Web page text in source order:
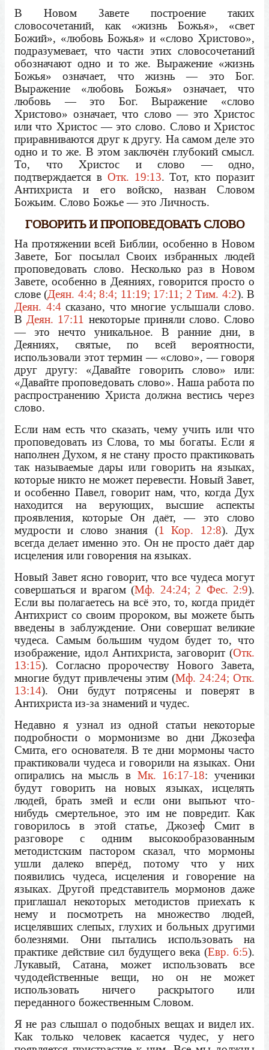
В Новом Завете построение таких
словосочетаний, как «жизнь Божья», «свет
Божий», «любовь Божья» и «слово Христово»,
подразумевает, что части этих словосочетаний
обозначают одно и то же. Выражение «жизнь
Божья» означает, что жизнь — это Бог.
Выражение «любовь Божья» означает, что
любовь — это Бог. Выражение «слово
Христово» означает, что слово — это Христос
или что Христос — это слово. Слово и Христос
приравниваются друг к другу. На самом деле это
одно и то же. В этом заключён глубокий смысл.
То, что Христос и слово — одно,
подтверждается в Отк. 19:13. Тот, кто поразит
Антихриста и его войско, назван Словом
Божьим. Слово Божье — это Личность.
ГОВОРИТЬ И ПРОПОВЕДОВАТЬ СЛОВО
На протяжении всей Библии, особенно в Новом
Завете, Бог посылал Своих избранных людей
проповедовать слово. Несколько раз в Новом
Завете, особенно в Деяниях, говорится просто о
слове (Деян. 4:4; 8:4; 11:19; 17:11; 2 Тим. 4:2). В
Деян. 4:4сказано, что многие услышали слово.
ВДеян. 17:11 некоторые приняли слово. Слово
— это нечто уникальное. В ранние дни, в
Деяниях, святые, по всей вероятности,
использовали этот термин — «слово», — говоря
друг другу: «Давайте говорить слово» или:
«Давайте проповедовать слово». Наша работа по
распространению Христа должна вестись через
слово.
Если нам есть что сказать, чему учить или что
проповедовать из Слова, то мы богаты. Если я
наполнен Духом, я не стану просто практиковать
так называемые дары или говорить на языках,
которые никто не может перевести. Новый Завет,
и особенно Павел, говорит нам, что, когда Дух
находится на верующих, высшие аспекты
проявления, которые Он даёт, — это слово
мудрости и слово знания (1 Кор. 12:8). Дух
всегда делает именно это. Он не просто даёт дар
исцеления или говорения на языках.
Новый Завет ясно говорит, что все чудеса могут
совершаться и врагом (Мф. 24:24; 2 Фес. 2:9).
Если вы полагаетесь на всё это, то, когда придёт
Антихрист со своим пророком, вы можете быть
введены в заблуждение. Они совершат великие
чудеса. Самым большим чудом будет то, что
изображение, идол Антихриста, заговорит (Отк.
13:15). Согласно пророчеству Нового Завета,
многие будут привлечены этим (Мф. 24:24; Отк.
13:14). Они будут потрясены и поверят в
Антихриста из-за знамений и чудес.
Недавно я узнал из одной статьи некоторые
подробности о мормонизме во дни Джозефа
Смита, его основателя. В те дни мормоны часто
практиковали чудеса и говорили на языках. Они
опирались на мысль в Мк. 16:17-18: ученики
будут говорить на новых языках, исцелять
людей, брать змей и если они выпьют что-
нибудь смертельное, это им не повредит. Как
говорилось в этой статье, Джозеф Смит в
разговоре с одним высокообразованным
методистским пастором сказал, что мормоны
ушли далеко вперёд, потому что у них
появились чудеса, исцеления и говорение на
языках. Другой представитель мормонов даже
приглашал некоторых методистов приехать к
нему и посмотреть на множество людей,
исцелявших слепых, глухих и больных другими
болезнями. Они пытались использовать на
практике действие сил будущего века (Евр. 6:5).
Лукавый, Сатана, может использовать все
чудодейственные вещи, но он не может
использовать ничего раскрытого или
переданного божественным Словом.
Я не раз слышал о подобных вещах и видел их.
Как только человек касается чудес, у него